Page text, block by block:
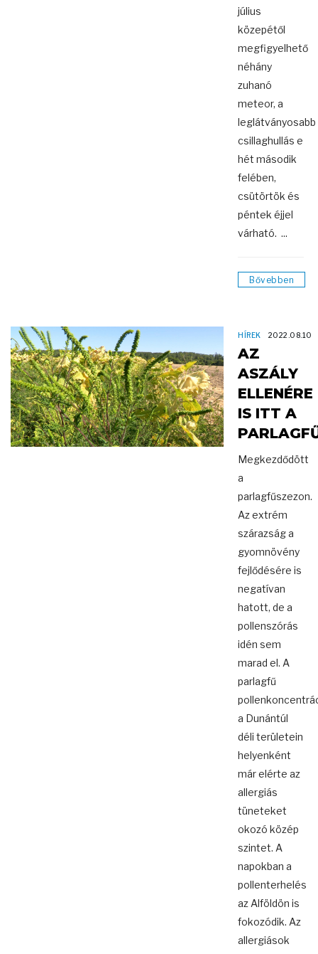
július
közepétől
megfigyelhető
néhány
zuhanó
meteor, a
leglátványosabb
csillaghullás e
hét második
felében,
csütörtök és
péntek éjjel
várható. ...
Bővebben
HÍREK 2022.08.10
AZ
ASZÁLY
ELLENÉRE
IS ITT A
Megkezdődött
a
parlagfűszezon.
Az extrém
szárazság a
gyomnövény
fejlődésére is
negatívan
hatott, de a
pollenszórás
idén sem
marad el. A
parlagfű
a Dunántúl
déli területein
helyenként
már elérte az
allergiás
tüneteket
okozó közép
szintet. A
napokban a
pollenterhelés
az Alföldön is
fokozódik. Az
allergiások